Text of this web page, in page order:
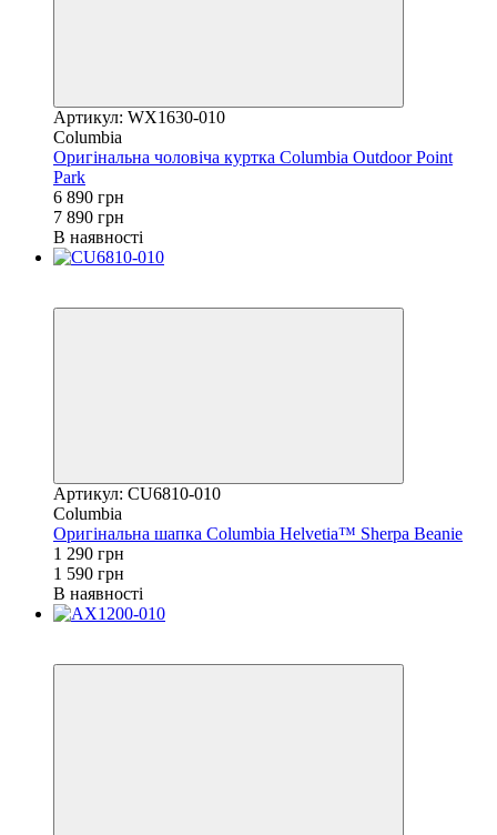
Артикул: WX1630-010
Columbia
Оригінальна чоловіча куртка Columbia Outdoor Point
Park
6 890 грн
7 890 грн
В наявності
Артикул: CU6810-010
Columbia
Оригінальна шапка Columbia Helvetia™ Sherpa Beanie
1 290 грн
1 590 грн
В наявності